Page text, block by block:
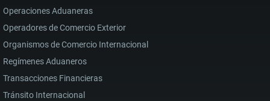
Operaciones Aduaneras
Operadores de Comercio Exterior
Organismos de Comercio Internacional
Regímenes Aduaneros
Transacciones Financieras
Tránsito Internacional